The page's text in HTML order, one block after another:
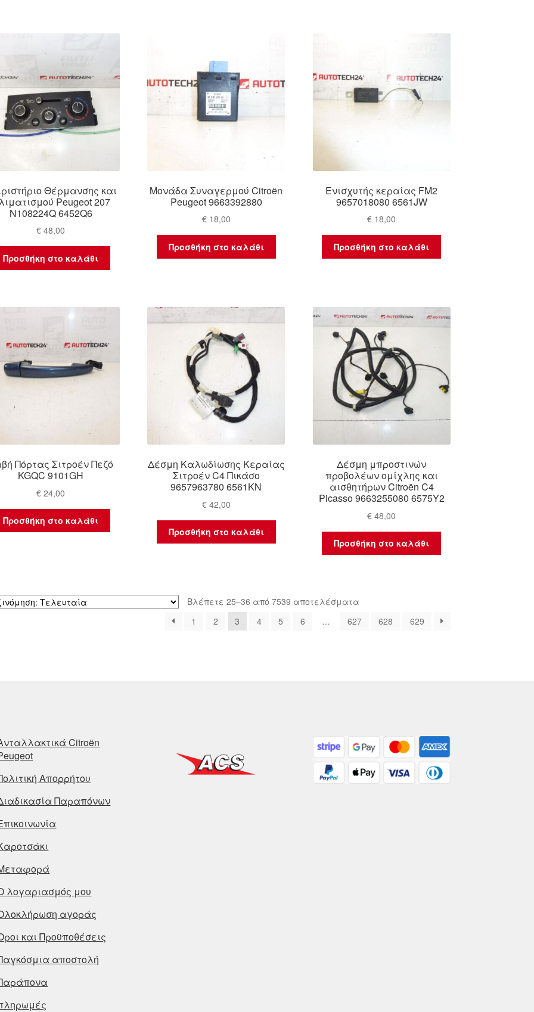
Θέρμανσης και
Peugeot 207
N108224Q 6452Q6
€ 48,00
Προσθήκη στο καλάθι
Μονάδα Συναγερμού Citroën
Peugeot 9663392880
€18,00
Προσθήκη στο καλάθι
Ενισχυτής κεραίας FM2
9657018080 6561JW
€ 18,00
Προσθήκη στο καλάθι
Πόρτας Σιτροέν Πεζό
KGQC 9101GH
€ 24,00
Προσθήκη στο καλάθι
Δέσμη Καλωδίωσης Κεραίας
Σιτροέν C4 Πικάσο
9657963780 6561KN
€42,00
Προσθήκη στο καλάθι
Δέσμη μπροστινών
προβολέων ομίχλης και
αισθητήρων Citroën C4
Picasso 9663255080 6575Y2
€ 48,00
Προσθήκη στο καλάθι
Βλέπετε 25–36 από 7539 αποτελέσματαSorted
latest
1 2 3 4 5 6 … 627 628 629
Citroën
Απορρήτου
Παραπόνων
λογαριασμός μου
αγοράς
και Προϋποθέσεις
αποστολή